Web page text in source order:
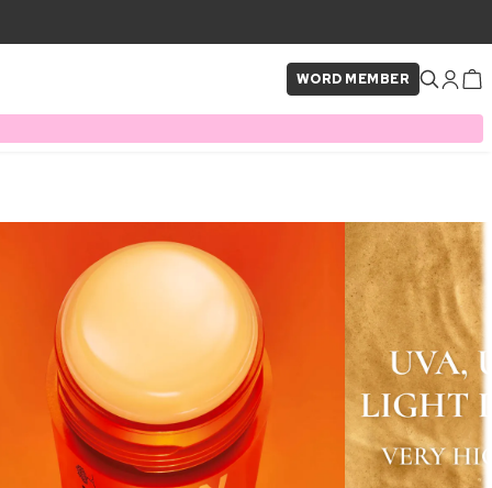
WORD MEMBER